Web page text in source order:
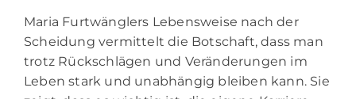
Maria Furtwänglers Lebensweise nach der
Scheidung vermittelt die Botschaft, dass man
trotz Rückschlägen und Veränderungen im
Leben stark und unabhängig bleiben kann. Sie